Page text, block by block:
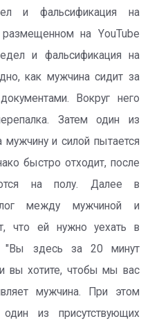
и фальсификация на
на YouTube
и фальсификация на
как мужчина сидит за
Вокруг него
Затем один из
мужчину и силой пытается
быстро отходит, после
на полу. Далее в
между мужчиной и
что ей нужно уехать в
"Вы здесь за 20 минут
вы хотите, чтобы мы вас
мужчина. При этом
из присутствующих